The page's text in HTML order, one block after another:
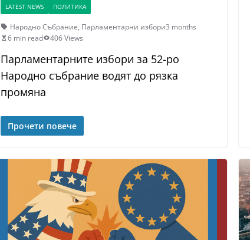
LATEST NEWS ПОЛИТИКА
Народно Събрание, Парламентарни избори3 months
6 min read
406 Views
Парламентарните избори за 52-ро
Народно събрание водят до рязка
промяна
Прочети повече